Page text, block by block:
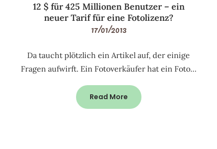
12 $ für 425 Millionen Benutzer – ein
neuer Tarif für eine Fotolizenz?
17/01/2013
Da taucht plötzlich ein Artikel auf, der einige
Fragen aufwirft. Ein Fotoverkäufer hat ein Foto…
Read More